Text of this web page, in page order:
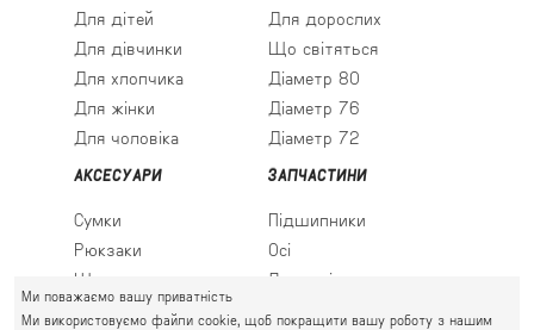
Для дітей
Для дівчинки
Для хлопчика
Для жінки
Для чоловіка
Для дорослих
Що світяться
Діаметр 80
Діаметр 76
Діаметр 72
АКСЕСУАРИ
Сумки
Рюкзаки
Шкарпетки
ЗАПЧАСТИНИ
Підшипники
Осі
Льодові леза
Ми поважаємо вашу приватність
Ми використовуємо файли cookie, щоб покращити вашу роботу з нашим